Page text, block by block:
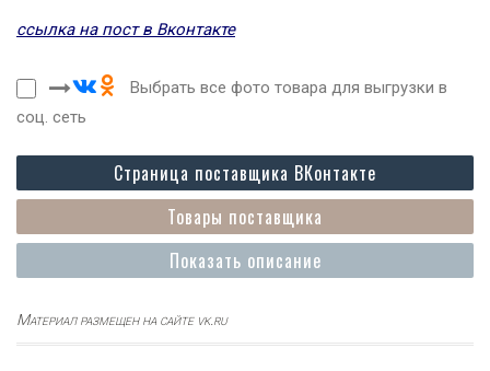
ссылка на пост в Вконтакте
Выбрать все фото товара для выгрузки в
соц. сеть
Показать описание
Товары поставщика
Страница поставщика ВКонтакте
Материал размещен на сайте vk.ru